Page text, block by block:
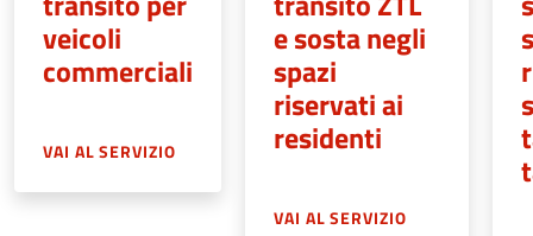
veicoli
commerciali
VAI AL SERVIZIO
e sosta negli
spazi
riservati ai
residenti
VAI AL SERVIZIO